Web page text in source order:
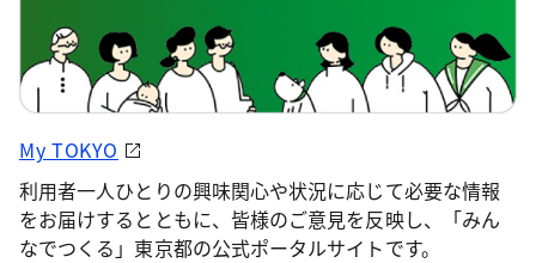
My TOKYO
利用者一人ひとりの興味関心や状況に応じて必要な情報
をお届けするとともに、皆様のご意見を反映し、「みん
なでつくる」東京都の公式ポータルサイトです。